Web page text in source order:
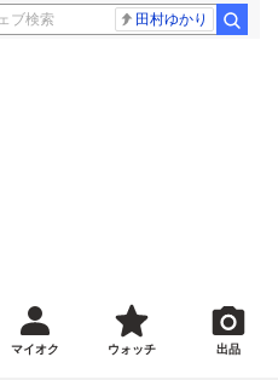
田村ゆかり
マイオク ウォッチ 出品